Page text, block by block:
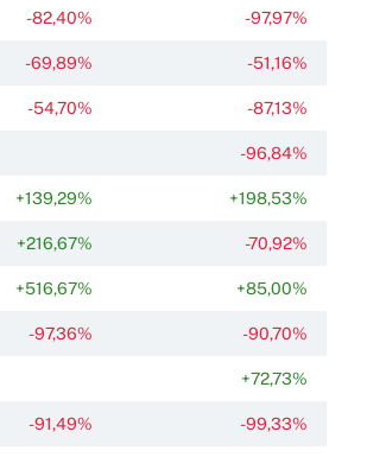
-82,40% -97,97%
-69,89% -51,16%
-54,70% -87,13%
-96,84%
+139,29% +198,53%
+216,67% -70,92%
+516,67% +85,00%
-97,36% -90,70%
+72,73%
-91,49% -99,33%